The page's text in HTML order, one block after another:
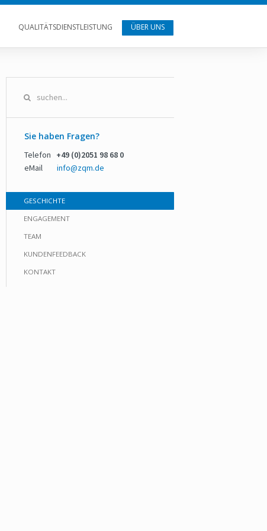
QUALITÄTSDIENSTLEISTUNG ÜBER UNS
Sie haben Fragen?
Telefon +49 (0)2051 98 68 0
eMail info@zqm.de
GESCHICHTE
ENGAGEMENT
TEAM
KUNDENFEEDBACK
KONTAKT